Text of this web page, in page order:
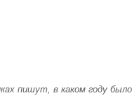
пишут, в каком году